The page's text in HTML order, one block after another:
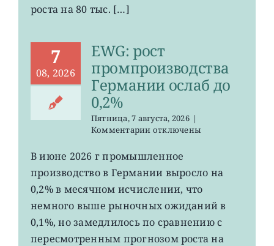
роста на 80 тыс. […]
7
08, 2026
EWG: рост
промпроизводства
Германии ослаб до
0,2%
Пятница, 7 августа, 2026 |
Комментариик
EWG:
рост
промпроизводства
Германии
до
0,2%
отключены
В июне 2026 г промышленное
производство в Германии выросло на
0,2% в месячном исчислении, что
немного выше рыночных ожиданий в
0,1%, но замедлилось по сравнению с
пересмотренным прогнозом роста на